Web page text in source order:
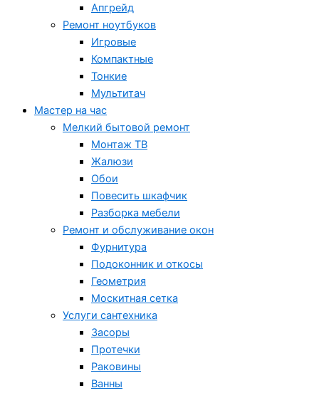
Апгрейд
Ремонт ноутбуков
Игровые
Компактные
Тонкие
Мультитач
Мастер на час
Мелкий бытовой ремонт
Монтаж ТВ
Жалюзи
Обои
Повесить шкафчик
Разборка мебели
Ремонт и обслуживание окон
Фурнитура
Подоконник и откосы
Геометрия
Москитная сетка
Услуги сантехника
Засоры
Протечки
Раковины
Ванны